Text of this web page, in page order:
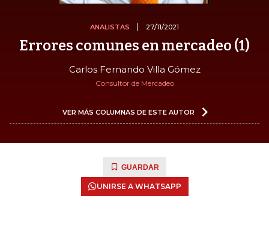
ANALISTAS 27/11/2021
Errores comunes en mercadeo (1)
Carlos Fernando Villa Gómez
Consultor de Mercadeo
VER MÁS COLUMNAS DE ESTE AUTOR
GUARDAR
UNIRSE A WHATSAPP